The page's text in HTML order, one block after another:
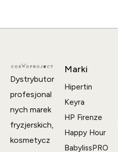
Dystrybutor
profesjonal
nych marek
fryzjerskich,
kosmetycz
Marki
Hipertin
Keyra
HP Firenze
Happy Hour
BabylissPRO